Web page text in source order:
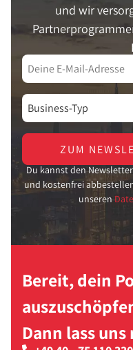
und wir
ZUM
Du kannst den
und kostenfrei
unseren
Bereit, dein
Dann lass